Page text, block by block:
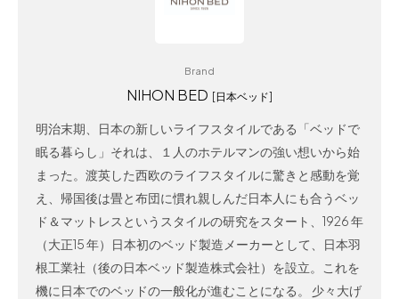
Brand
NIHON BED [日本ベッド]
明治末期、日本の新しいライフスタイルである「ベッドで
眠る暮らし」それは、１人のホテルマンの強い想いから始
まった。渡英した西欧のライフスタイルに驚きと感動を覚
え、帰国後は畳と布団に慣れ親しんだ日本人にも合うベッ
ド＆マットレスというスタイルの研究をスタート、1926 年
（大正15 年）日本初のベッド製造メーカーとして、日本羽
根工業社（後の日本ベッド製造株式会社）を設立。これを
機に日本でのベッドの一般化が進むことになる。 少々大げ